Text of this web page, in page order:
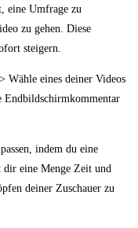
eine Umfrage zu
zu gehen. Diese
steigern.
Wähle eines deiner Videos
indem du eine
dir eine Menge Zeit und
deiner Zuschauer zu